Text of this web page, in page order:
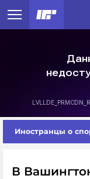
Иностранцы о
В